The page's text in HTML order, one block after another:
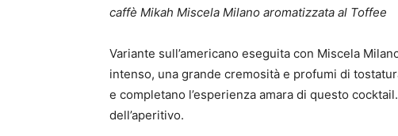
caffè Mikah Miscela Milano aromatizzata al Toffee
Variante sull’americano eseguita con Miscela
intenso, una grande cremosità e profumi di
e completano l’esperienza amara di questo
dell’aperitivo.